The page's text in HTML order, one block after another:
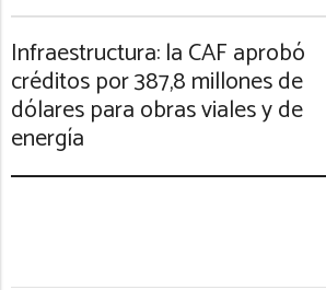
Infraestructura: la CAF aprobó
créditos por 387,8 millones de
dólares para obras viales y de
energía